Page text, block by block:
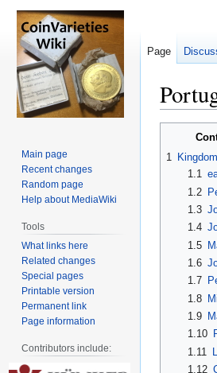
navigation
1
1.1
1.2
1.3
1.4
1.5
1.6
1.7
1.8
1.9
1.10
1.11
1.12
Page
Main page
Recent changes
Random page
Help about MediaWiki
Tools
What links here
Related changes
Special pages
Printable version
Permanent link
Page information
Contributors include: